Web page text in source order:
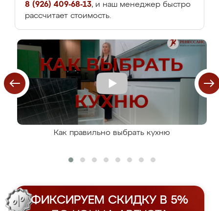
8 (926) 409-68-13, и наш менеджер быстро
рассчитает стоимость.
Как правильно выбрать кухню
ФИКСИРУЕМ СКИДКУ В 5%